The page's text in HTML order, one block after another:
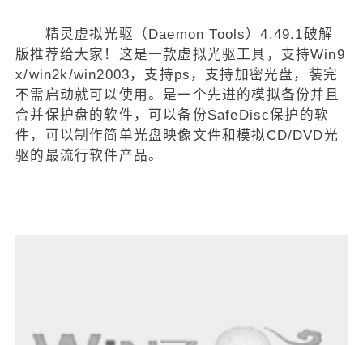
精灵虚拟光驱（Daemon Tools）4.49.1破解
版推荐给大家！这是一款虚拟光驱工具，支持Win9
x/win2k/win2003，支持ps，支持加密光盘，装完
不需启动就可以使用。是一个先进的模拟备份并且
合并保护盘的软件，可以备份SafeDisc保护的软
件，可以制作简单光盘映像文件和模拟CD/DVD光
驱的最流行软件产品。